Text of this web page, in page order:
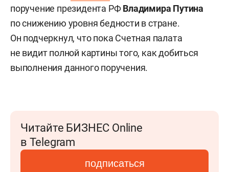
поручение президента РФВладимира Путина
по снижению уровня бедности в стране.
Он подчеркнул, что пока Счетная палата
не видит полной картины того, как добиться
выполнения данного поручения.
Читайте БИЗНЕС Online
в Telegram
подписаться